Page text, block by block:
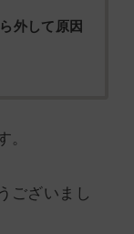
外して原因
ございまし